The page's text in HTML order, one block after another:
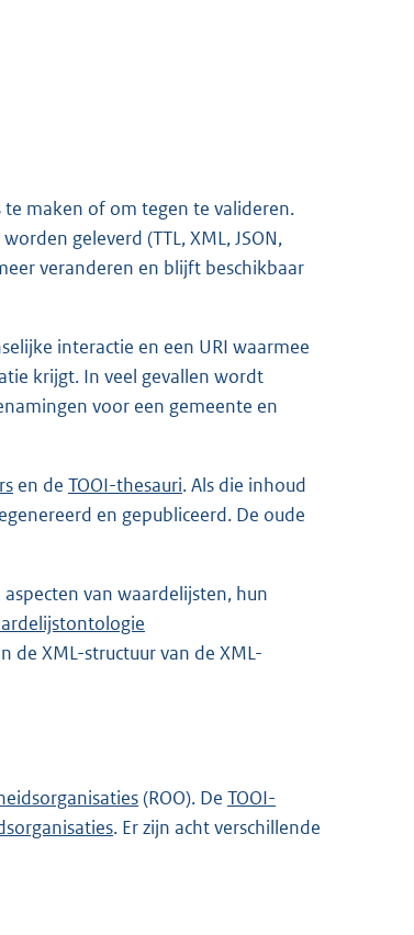
maken of om tegen te valideren.
geleverd (TTL, XML, JSON,
veranderen en blijft beschikbaar
interactie en een URI waarmee
krijgt. In veel gevallen wordt
voor een gemeente en
en de TOOI-thesauri. Als die inhoud
en gepubliceerd. De oude
van waardelijsten, hun
de XML-structuur van de XML-
(ROO). De TOOI-
. Er zijn acht verschillende